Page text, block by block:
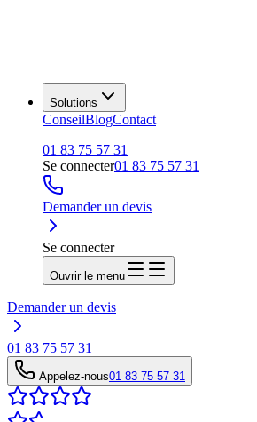
Solutions
ConseilBlogContact
01 83 75 57 31
Se connecter01 83 75 57 31
Demander un devis
Se connecter
Ouvrir le menu
Demander un devis
01 83 75 57 31
Appelez-nous01 83 75 57 31